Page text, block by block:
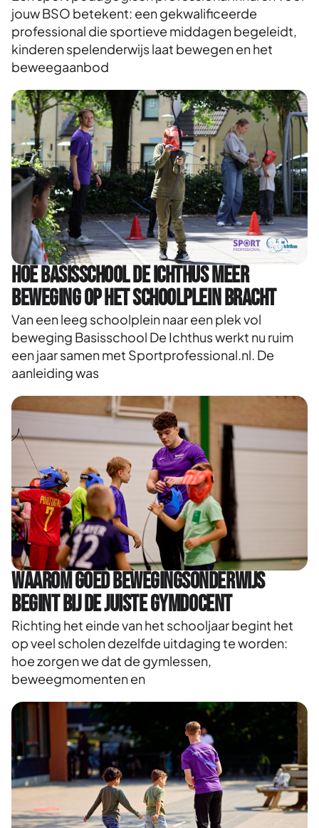
jouw BSO betekent: een gekwalificeerde
professional die sportieve middagen begeleidt,
kinderen spelenderwijs laat bewegen en het
beweegaanbod
Hoe Basisschool De Ichthus meer
beweging op het schoolplein bracht
Van een leeg schoolplein naar een plek vol
beweging Basisschool De Ichthus werkt nu ruim
een jaar samen met Sportprofessional.nl. De
aanleiding was
Waarom goed bewegingsonderwijs
begint bij de juiste gymdocent
Richting het einde van het schooljaar begint het
op veel scholen dezelfde uitdaging te worden:
hoe zorgen we dat de gymlessen,
beweegmomenten en